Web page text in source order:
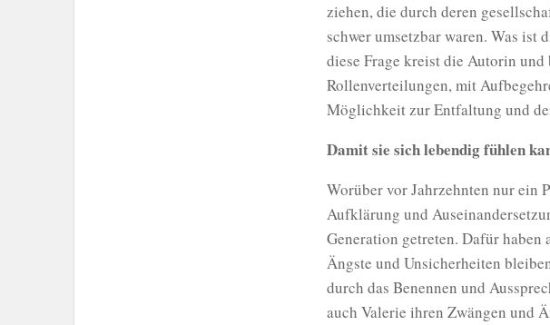
ziehen, die durch deren
schwer umsetzbar waren. Was
diese Frage kreist die Autorin
Rollenverteilungen, mit
Möglichkeit zur Entfaltung und
Damit sie sich lebendig fühlen
Worüber vor Jahrzehnten nur ein
Aufklärung und
Generation getreten. Dafür haben
Ängste und Unsicherheiten
durch das Benennen und
auch Valerie ihren Zwängen und